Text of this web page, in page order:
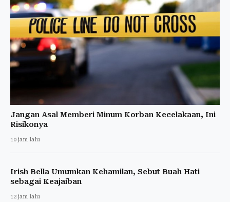
Jangan Asal Memberi Minum Korban Kecelakaan, Ini
Risikonya
10 jam lalu
Irish Bella Umumkan Kehamilan, Sebut Buah Hati
sebagai Keajaiban
12 jam lalu